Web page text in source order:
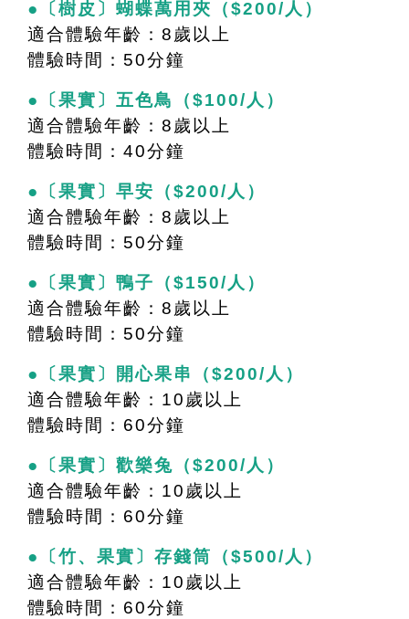
●〔樹皮〕 蝴蝶萬用夾 （$200/人）
適合體驗年齡：8歲以上
體驗時間：50分鐘
●〔果實〕五色鳥（$100/人）
適合體驗年齡：8歲以上
體驗時間：40分鐘
●〔果實〕早安（$200/人）
適合體驗年齡：8歲以上
體驗時間：50分鐘
●〔果實〕鴨子（$150/人）
適合體驗年齡：8歲以上
體驗時間：50分鐘
●〔果實〕開心果串（$200/人）
適合體驗年齡：10歲以上
體驗時間：60分鐘
●〔果實〕歡樂兔（$200/人）
適合體驗年齡：10歲以上
體驗時間：60分鐘
●〔竹、果實〕存錢筒（$500/人）
適合體驗年齡：10歲以上
體驗時間：60分鐘